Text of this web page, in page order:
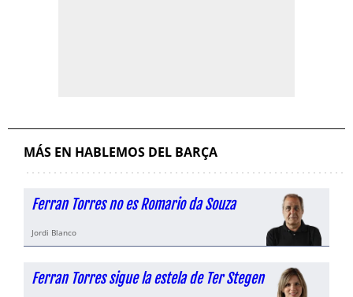
MÁS EN HABLEMOS DEL BARÇA
Ferran Torres no es Romario da Souza
Jordi Blanco
Ferran Torres sigue la estela de Ter Stegen